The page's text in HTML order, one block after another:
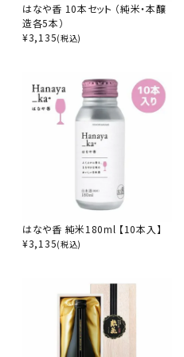
はなや香 10本セット （純米・本醸
造各5本）
¥3,135(税込)
はなや香 純米180ml 【10本入】
¥3,135(税込)